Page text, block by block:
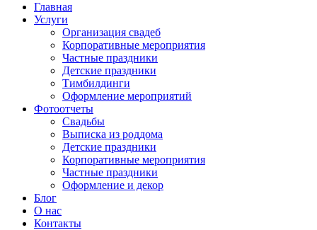
Главная
Услуги
Организация свадеб
Корпоративные мероприятия
Частные праздники
Детские праздники
Тимбилдинги
Оформление мероприятий
Фотоотчеты
Cвадьбы
Выписка из роддома
Детские праздники
Корпоративные мероприятия
Частные праздники
Оформление и декор
Блог
О нас
Контакты